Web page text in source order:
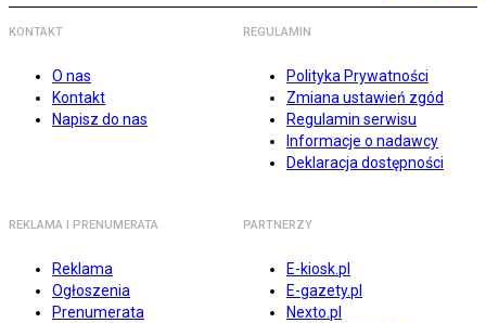
KONTAKT
O nas
Kontakt
Napisz do nas
REGULAMIN
Polityka Prywatności
Zmiana ustawień zgód
Regulamin serwisu
Informacje o nadawcy
Deklaracja dostępności
REKLAMA I PRENUMERATA
Reklama
Ogłoszenia
Prenumerata
PARTNERZY
E-kiosk.pl
E-gazety.pl
Nexto.pl